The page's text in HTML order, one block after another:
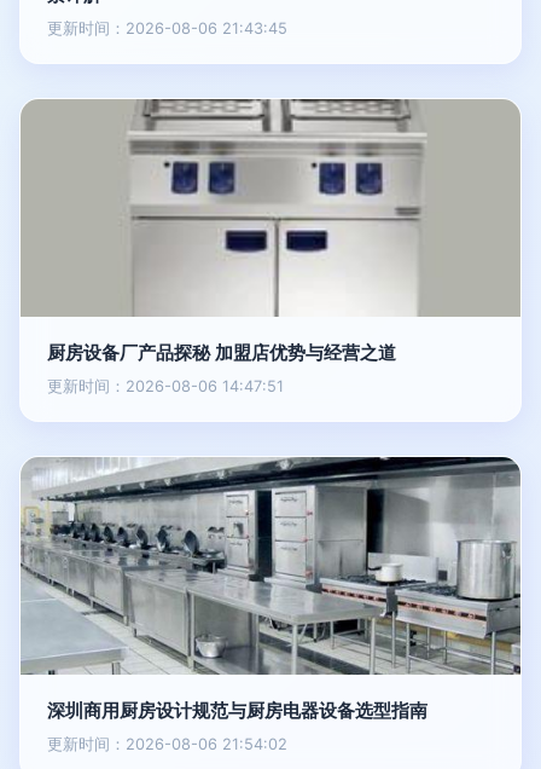
更新时间：2026-08-06 21:43:45
厨房设备厂产品探秘 加盟店优势与经营之道
更新时间：2026-08-06 14:47:51
深圳商用厨房设计规范与厨房电器设备选型指南
更新时间：2026-08-06 21:54:02